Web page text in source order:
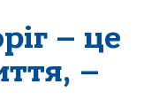
– це
–